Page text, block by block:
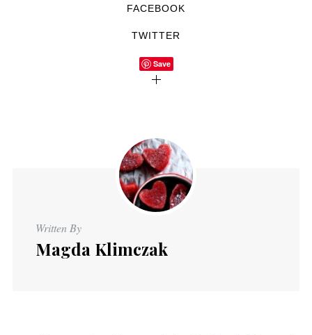
FACEBOOK
TWITTER
Save
Written By
Magda Klimczak